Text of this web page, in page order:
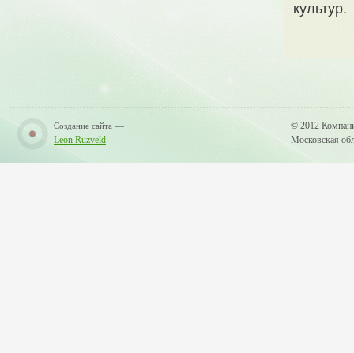
культур.
Создание сайта —
Leon Ruzveld
© 2012
Московская